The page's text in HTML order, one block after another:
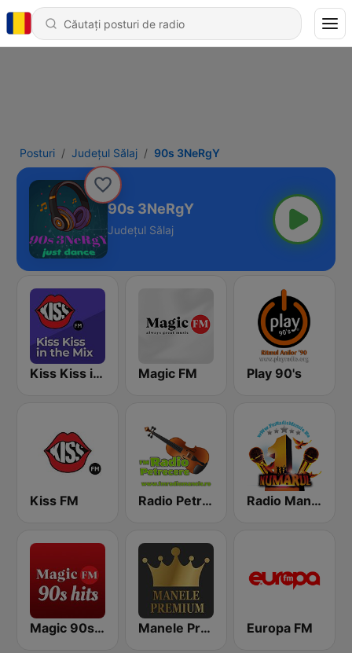
Posturi Județul Sălaj 90s 3NeRgY
90s 3NeRgY
Județul Sălaj
Kiss Kiss in the Mix Radio Magic FM Play 90's
Kiss FM Radio Petrecere Romania Radio Manele
Magic 90s Hits Manele Premium Europa FM